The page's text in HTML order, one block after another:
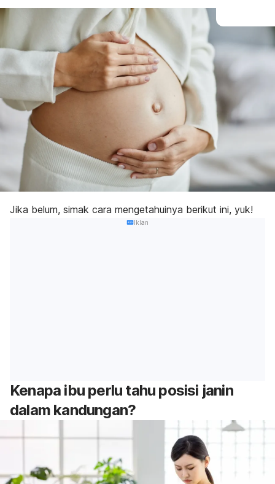
Jika belum, simak cara mengetahuinya berikut ini, yuk!
Iklan
Kenapa ibu perlu tahu posisi janin
dalam kandungan?